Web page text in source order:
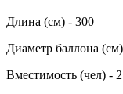
Длина (см) - 300
Диаметр баллона
Вместимость (чел) - 2